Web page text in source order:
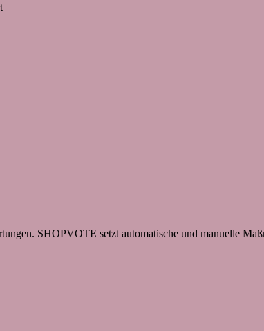
SHOPVOTE setzt automatische und manuelle